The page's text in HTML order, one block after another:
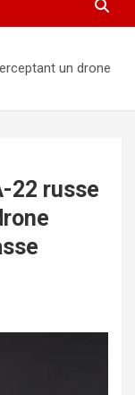
un drone
22 russe